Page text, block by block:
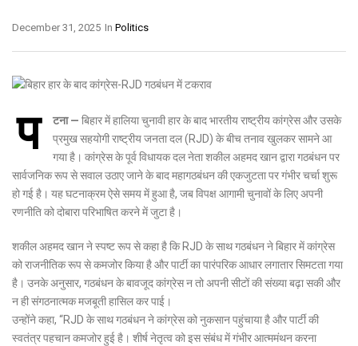
In Politics
December 31, 2025
प टना — बिहार में हालिया चुनावी हार के बाद भारतीय राष्ट्रीय कांग्रेस और उसके
प्रमुख सहयोगी राष्ट्रीय जनता दल (RJD) के बीच तनाव खुलकर सामने आ
गया है। कांग्रेस के पूर्व विधायक दल नेता शकील अहमद खान द्वारा गठबंधन पर
सार्वजनिक रूप से सवाल उठाए जाने के बाद महागठबंधन की एकजुटता पर गंभीर चर्चा शुरू
हो गई है। यह घटनाक्रम ऐसे समय में हुआ है, जब विपक्ष आगामी चुनावों के लिए अपनी
रणनीति को दोबारा परिभाषित करने में जुटा है।
शकील अहमद खान ने स्पष्ट रूप से कहा है कि RJD के साथ गठबंधन ने बिहार में कांग्रेस
को राजनीतिक रूप से कमजोर किया है और पार्टी का पारंपरिक आधार लगातार सिमटता गया
है। उनके अनुसार, गठबंधन के बावजूद कांग्रेस न तो अपनी सीटों की संख्या बढ़ा सकी और
न ही संगठनात्मक मजबूती हासिल कर पाई।
उन्होंने कहा, “RJD के साथ गठबंधन ने कांग्रेस को नुकसान पहुंचाया है और पार्टी की
स्वतंत्र पहचान कमजोर हुई है। शीर्ष नेतृत्व को इस संबंध में गंभीर आत्ममंथन करना